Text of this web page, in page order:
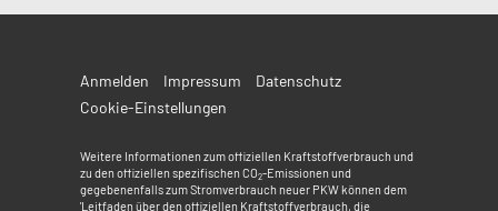
Anmelden Impressum
Datenschutz
Cookie-Einstellungen
Weitere Informationen zum offiziellen Kraftstoffverbrauch und
zu den offiziellen spezifischen CO2-Emissionen und
gegebenenfalls zum Stromverbrauch neuer PKW können dem
'Leitfaden über den offiziellen Kraftstoffverbrauch, die